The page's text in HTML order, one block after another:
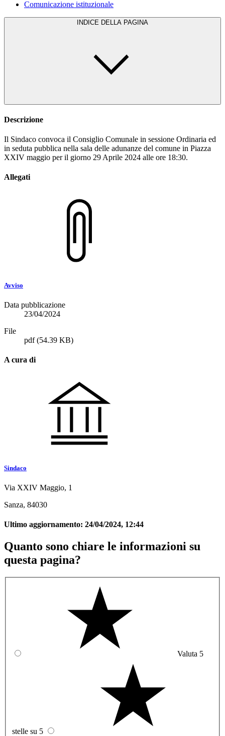
Comunicazione istituzionale
INDICE DELLA PAGINA
Descrizione
Il Sindaco convoca il Consiglio Comunale in sessione Ordinaria ed
in seduta pubblica nella sala delle adunanze del comune in Piazza
XXIV maggio per il giorno 29 Aprile 2024 alle ore 18:30.
Allegati
Avviso
Data pubblicazione
23/04/2024
File
pdf(54.39 KB)
A cura di
Sindaco
Via XXIV Maggio, 1
Sanza, 84030
Ultimo aggiornamento: 24/04/2024, 12:44
Quanto sono chiare le informazioni su
questa pagina?
Valuta 5
stelle su 5